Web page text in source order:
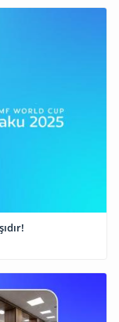
tərəfdaşıdır!